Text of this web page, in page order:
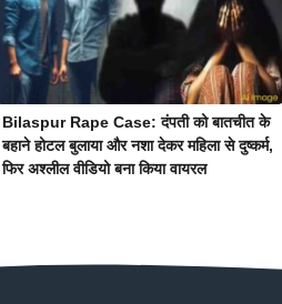
Bilaspur Rape Case: दंपती को बातचीत के
बहाने होटल बुलाया और नशा देकर महिला से दुष्कर्म,
फिर अश्लील वीडियो बना किया वायरल